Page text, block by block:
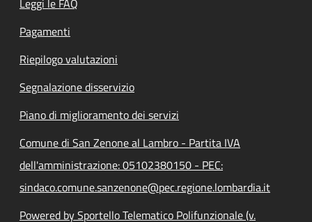
Leggi le FAQ
Pagamenti
Riepilogo valutazioni
Segnalazione disservizio
Piano di miglioramento dei servizi
Comune di San Zenone al Lambro - Partita IVA
dell'amministrazione: 05102380150 - PEC:
sindaco.comune.sanzenone@pec.regione.lombardia.it
Powered by Sportello Telematico Polifunzionale (v.